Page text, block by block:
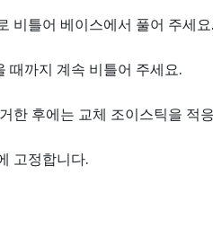
비틀어 베이스에서 풀어 주세요.
때까지 계속 비틀어 주세요.
한 후에는 교체 조이스틱을 적
고정합니다.